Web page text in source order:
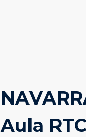
Aula